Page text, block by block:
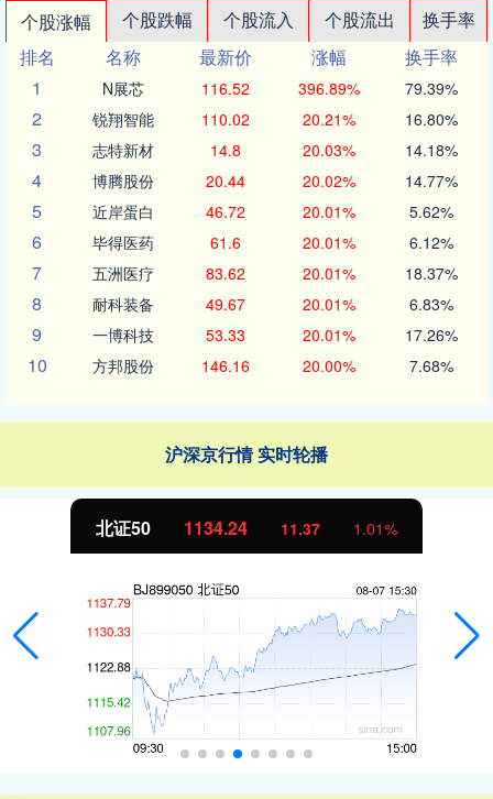
个股涨幅 个股跌幅 个股流入 个股流出
换手率
排名
名称 最新价 涨幅
换手率
1
N展芯 116.52 396.89% 79.39%
2 锐翔智能 110.02 20.21% 16.80%
3 志特新材 14.8 20.03% 14.18%
4 博腾股份 20.44 20.02% 14.77%
5 近岸蛋白 46.72 20.01% 5.62%
6 毕得医药 61.6 20.01% 6.12%
7 五洲医疗 83.62 20.01% 18.37%
8 耐科装备 49.67 20.01% 6.83%
9 一博科技 53.33 20.01% 17.26%
10 方邦股份 146.16 20.00% 7.68%
沪深京行情 实时轮播
北证50 1134.24 11.37 1.01%